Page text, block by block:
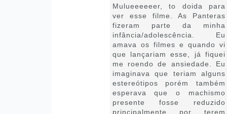
Mulueeeeeer, to doida para
ver esse filme. As Panteras
fizeram parte da minha
infância/adolescência. Eu
amava os filmes e quando vi
que lançariam esse, já fiquei
me roendo de ansiedade. Eu
imaginava que teriam alguns
estereótipos porém também
esperava que o machismo
presente fosse reduzido
principalmente por terem